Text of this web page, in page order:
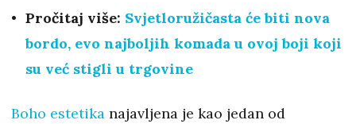
Pročitaj više: Svjetloružičasta će biti nova
bordo, evo najboljih komada u ovoj boji koji
su već stigli u trgovine
Boho estetika najavljena je kao jedan od